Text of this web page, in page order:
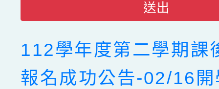
送出
112學年度第二學期課
報名成功公告-02/16